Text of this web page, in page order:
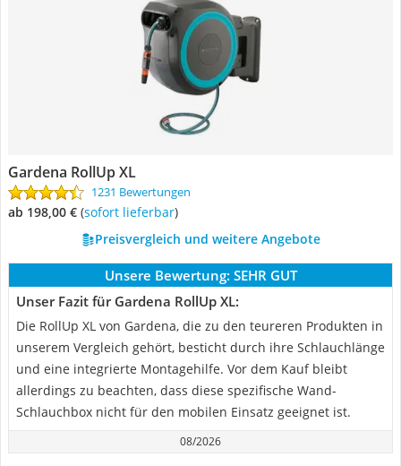
Gardena RollUp XL
1231 Bewertungen
ab 198,00 € ( Sofort lieferbar)
Preisvergleich und weitere Angebote
Unsere Bewertung: SEHR GUT
Unser Fazit für Gardena RollUp XL:
Die RollUp XL von Gardena, die zu den teureren Produkten in
unserem Vergleich gehört, besticht durch ihre Schlauchlänge
und eine integrierte Montagehilfe. Vor dem Kauf bleibt
allerdings zu beachten, dass diese spezifische Wand-
Schlauchbox nicht für den mobilen Einsatz geeignet ist.
08/2026